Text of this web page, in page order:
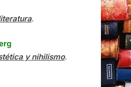
.
y nihilismo.